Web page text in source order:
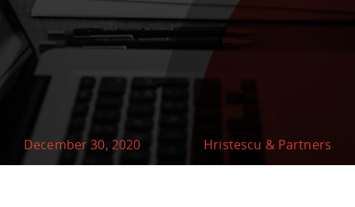
December 30, 2020 Hristescu & Partners